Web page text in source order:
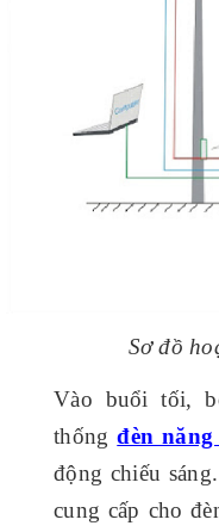
Sơ đồ
Vào buổi tối,
thống đèn
động chiếu
cung cấp cho